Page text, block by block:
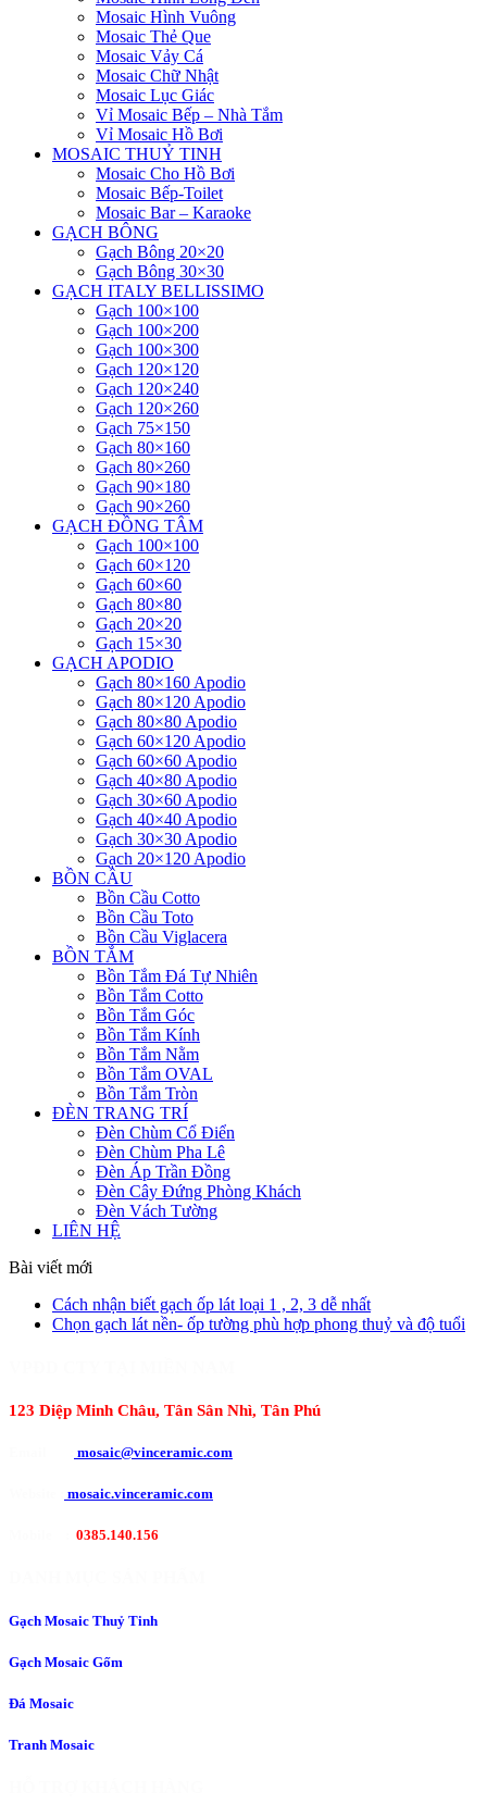
Mosaic Hình Vuông
Mosaic Thẻ Que
Mosaic Vảy Cá
Mosaic Chữ Nhật
Mosaic Lục Giác
Vỉ Mosaic Bếp – Nhà Tắm
Vỉ Mosaic Hồ Bơi
MOSAIC THUỶ TINH
Mosaic Cho Hồ Bơi
Mosaic Bếp-Toilet
Mosaic Bar – Karaoke
GẠCH BÔNG
Gạch Bông 20×20
Gạch Bông 30×30
GẠCH ITALY BELLISSIMO
Gạch 100×100
Gạch 100×200
Gạch 100×300
Gạch 120×120
Gạch 120×240
Gạch 120×260
Gạch 75×150
Gạch 80×160
Gạch 80×260
Gạch 90×180
Gạch 90×260
GẠCH ĐỒNG TÂM
Gạch 100×100
Gạch 60×120
Gạch 60×60
Gạch 80×80
Gạch 20×20
Gạch 15×30
GẠCH APODIO
Gạch 80×160 Apodio
Gạch 80×120 Apodio
Gạch 80×80 Apodio
Gạch 60×120 Apodio
Gạch 60×60 Apodio
Gạch 40×80 Apodio
Gạch 30×60 Apodio
Gạch 40×40 Apodio
Gạch 30×30 Apodio
Gạch 20×120 Apodio
BỒN CẦU
Bồn Cầu Cotto
Bồn Cầu Toto
Bồn Cầu Viglacera
BỒN TẮM
Bồn Tắm Đá Tự Nhiên
Bồn Tắm Cotto
Bồn Tắm Góc
Bồn Tắm Kính
Bồn Tắm Nằm
Bồn Tắm OVAL
Bồn Tắm Tròn
ĐÈN TRANG TRÍ
Đèn Chùm Cổ Điển
Đèn Chùm Pha Lê
Đèn Áp Trần Đồng
Đèn Cây Đứng Phòng Khách
Đèn Vách Tường
LIÊN HỆ
Bài viết mới
Cách nhận biết gạch ốp lát loại 1 , 2, 3 dễ nhất
Chọn gạch lát nền- ốp tường phù hợp phong thuỷ và độ tuổi
123 Diệp Minh Châu, Tân Sân Nhì, Tân Phú
mosaic@vinceramic.com
mosaic.vinceramic.com
0385.140.156
Gạch Mosaic Thuỷ Tinh
Gạch Mosaic Gốm
Đá Mosaic
Tranh Mosaic